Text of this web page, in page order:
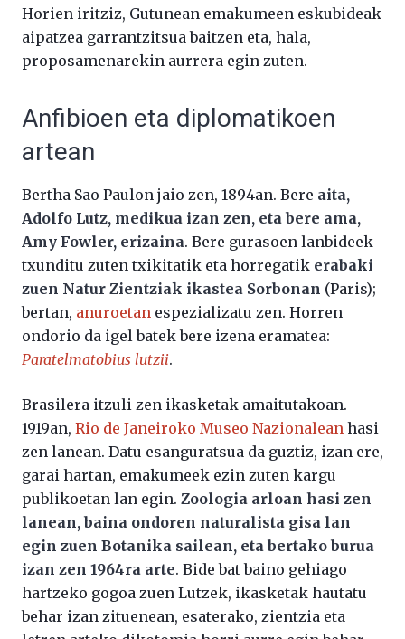
Horien iritziz, Gutunean emakumeen eskubideak
aipatzea garrantzitsua baitzen eta, hala,
proposamenarekin aurrera egin zuten.
Anfibioen eta diplomatikoen
artean
Bertha Sao Paulon jaio zen, 1894an. Bere aita,
Adolfo Lutz, medikua izan zen, eta bere ama,
Amy Fowler, erizaina. Bere gurasoen lanbideek
txunditu zuten txikitatik eta horregatik erabaki
zuen Natur Zientziak ikastea Sorbonan (Paris);
bertan, anuroetan espezializatu zen. Horren
ondorio da igel batek bere izena eramatea:
Paratelmatobius lutzii.
Brasilera itzuli zen ikasketak amaitutakoan.
1919an, Rio de Janeiroko Museo Nazionalean hasi
zen lanean. Datu esanguratsua da guztiz, izan ere,
garai hartan, emakumeek ezin zuten kargu
publikoetan lan egin. Zoologia arloan hasi zen
lanean, baina ondoren naturalista gisa lan
egin zuen Botanika sailean, eta bertako burua
izan zen 1964ra arte. Bide bat baino gehiago
hartzeko gogoa zuen Lutzek, ikasketak hautatu
behar izan zituenean, esaterako, zientzia eta